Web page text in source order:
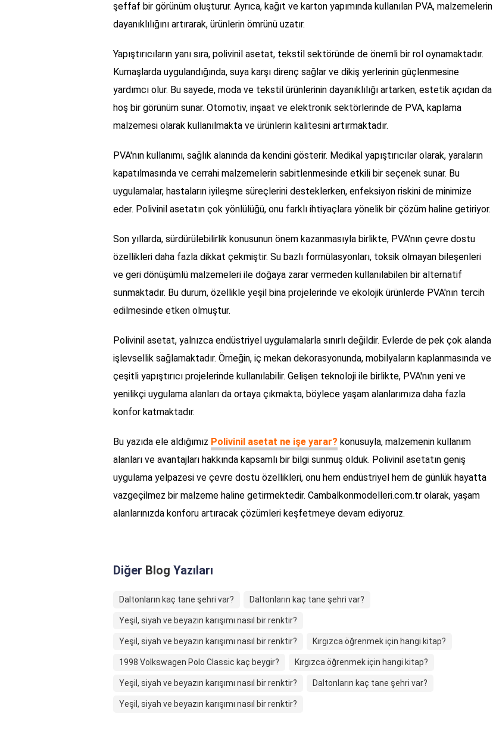
şeffaf bir görünüm oluşturur. Ayrıca, kağıt ve karton yapımında kullanılan PVA, malzemelerin
dayanıklılığını artırarak, ürünlerin ömrünü uzatır.
Yapıştırıcıların yanı sıra, polivinil asetat, tekstil sektöründe de önemli bir rol oynamaktadır.
Kumaşlarda uygulandığında, suya karşı direnç sağlar ve dikiş yerlerinin güçlenmesine
yardımcı olur. Bu sayede, moda ve tekstil ürünlerinin dayanıklılığı artarken, estetik açıdan da
hoş bir görünüm sunar. Otomotiv, inşaat ve elektronik sektörlerinde de PVA, kaplama
malzemesi olarak kullanılmakta ve ürünlerin kalitesini artırmaktadır.
PVA'nın kullanımı, sağlık alanında da kendini gösterir. Medikal yapıştırıcılar olarak, yaraların
kapatılmasında ve cerrahi malzemelerin sabitlenmesinde etkili bir seçenek sunar. Bu
uygulamalar, hastaların iyileşme süreçlerini desteklerken, enfeksiyon riskini de minimize
eder. Polivinil asetatın çok yönlülüğü, onu farklı ihtiyaçlara yönelik bir çözüm haline getiriyor.
Son yıllarda, sürdürülebilirlik konusunun önem kazanmasıyla birlikte, PVA'nın çevre dostu
özellikleri daha fazla dikkat çekmiştir. Su bazlı formülasyonları, toksik olmayan bileşenleri
ve geri dönüşümlü malzemeleri ile doğaya zarar vermeden kullanılabilen bir alternatif
sunmaktadır. Bu durum, özellikle yeşil bina projelerinde ve ekolojik ürünlerde PVA'nın tercih
edilmesinde etken olmuştur.
Polivinil asetat, yalnızca endüstriyel uygulamalarla sınırlı değildir. Evlerde de pek çok alanda
işlevsellik sağlamaktadır. Örneğin, iç mekan dekorasyonunda, mobilyaların kaplanmasında ve
çeşitli yapıştırıcı projelerinde kullanılabilir. Gelişen teknoloji ile birlikte, PVA'nın yeni ve
yenilikçi uygulama alanları da ortaya çıkmakta, böylece yaşam alanlarımıza daha fazla
konfor katmaktadır.
Bu yazıda ele aldığımız Polivinil asetat ne işe yarar? konusuyla, malzemenin kullanım
alanları ve avantajları hakkında kapsamlı bir bilgi sunmuş olduk. Polivinil asetatın geniş
uygulama yelpazesi ve çevre dostu özellikleri, onu hem endüstriyel hem de günlük hayatta
vazgeçilmez bir malzeme haline getirmektedir. Cambalkonmodelleri.com.tr olarak, yaşam
alanlarınızda konforu artıracak çözümleri keşfetmeye devam ediyoruz.
Diğer Blog Yazıları
Daltonların kaç tane şehri var? Daltonların kaç tane şehri var?
Yeşil, siyah ve beyazın karışımı nasıl bir renktir?
Yeşil, siyah ve beyazın karışımı nasıl bir renktir? Kırgızca öğrenmek için hangi kitap?
1998 Volkswagen Polo Classic kaç beygir? Kırgızca öğrenmek için hangi kitap?
Yeşil, siyah ve beyazın karışımı nasıl bir renktir? Daltonların kaç tane şehri var?
Yeşil, siyah ve beyazın karışımı nasıl bir renktir?